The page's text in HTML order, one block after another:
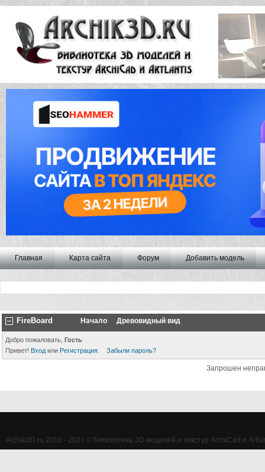
Главная Карта сайта Форум Добавить модель
FireBoard Начало Древовидный вид
Добро пожаловать, Гость
Привет! Вход или Регистрация Забыли пароль?
Запрошен
Archik3D.ru 2010 - 2021 © Библиотека 3D моделей и текстур ArchiCad и